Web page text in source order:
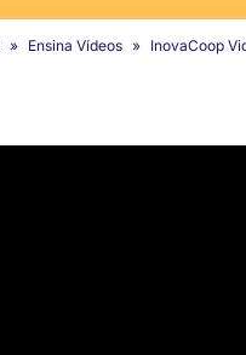
Ensina Vídeos InovaCoop